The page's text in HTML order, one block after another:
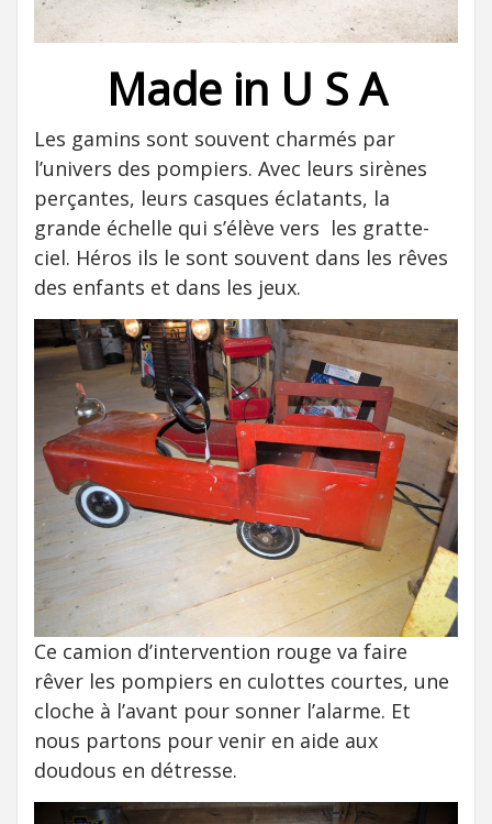
Made in U S A
Les gamins sont souvent charmés par
l’univers des pompiers. Avec leurs sirènes
perçantes, leurs casques éclatants, la
grande échelle qui s’élève vers les gratte-
ciel. Héros ils le sont souvent dans les rêves
des enfants et dans les jeux.
Ce camion d’intervention rouge va faire
rêver les pompiers en culottes courtes, une
cloche à l’avant pour sonner l’alarme. Et
nous partons pour venir en aide aux
doudous en détresse.